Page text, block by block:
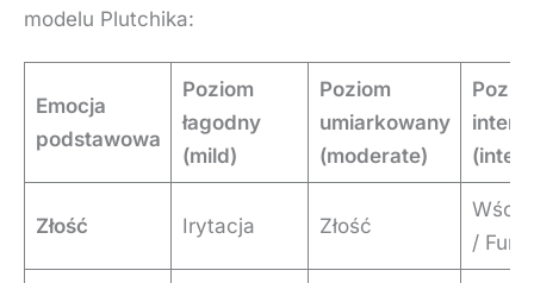
modelu Plutchika:
Emocja
podstawowa
Poziom
łagodny
(mild)
Poziom
umiarkowany
(moderate)
Złość Irytacja Złość
/ Furia